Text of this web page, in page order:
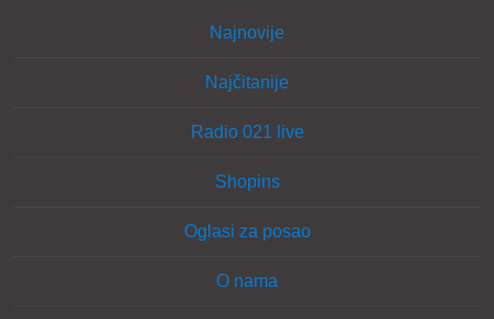
Najnovije
Najčitanije
Radio 021 live
Shopins
Oglasi za posao
O nama